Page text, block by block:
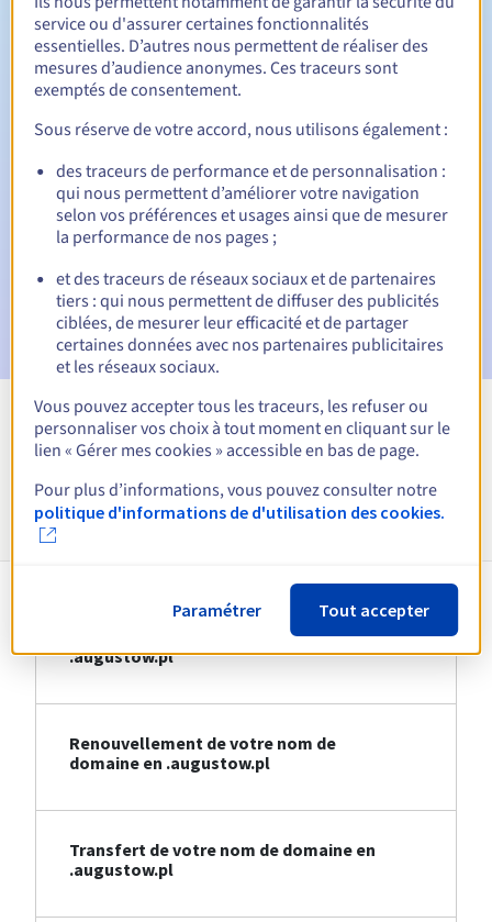
Période de rédemption
Notifications automatiques :
Emails d'avertissement : 60, 30, 15, 7 et 3 jours avant la
date d'échéance
Email le jour de l'expirationpour notification de la
suspension du nom de domaine
Email après la Redemption Grace Periodpour notification
de la suppression du nom de domaine
Voir toutes les extensions
Informations sur le .augustow.pl
Création de votre nom de domaine en
.augustow.pl
Renouvellement de votre nom de
domaine en .augustow.pl
Transfert de votre nom de domaine en
.augustow.pl
service ou d'assurer certaines fonctionnalités
essentielles. D’autres nous permettent de réaliser des
mesures d’audience anonymes. Ces traceurs sont
exemptés de consentement.
Sous réserve de votre accord, nous utilisons également :
des traceurs de performance et de personnalisation :
qui nous permettent d’améliorer votre navigation
selon vos préférences et usages ainsi que de mesurer
la performance de nos pages ;
et des traceurs de réseaux sociaux et de partenaires
tiers : qui nous permettent de diffuser des publicités
ciblées, de mesurer leur efficacité et de partager
certaines données avec nos partenaires publicitaires
et les réseaux sociaux.
Vous pouvez accepter tous les traceurs, les refuser ou
personnaliser vos choix à tout moment en cliquant sur le
lien « Gérer mes cookies » accessible en bas de page.
Pour plus d’informations, vous pouvez consulter notre
politique d'informations de d'utilisation des cookies.
Paramétrer Tout accepter